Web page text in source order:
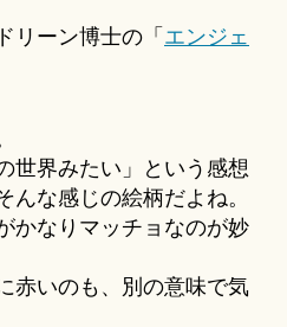
リーン博士の「 エンジェ
世界みたい」という感想
んな感じの絵柄だよね。
かなりマッチョなのが妙
赤いのも、別の意味で気